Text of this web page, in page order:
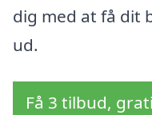
dig med at få dit
ud.
Få 3 tilbud,